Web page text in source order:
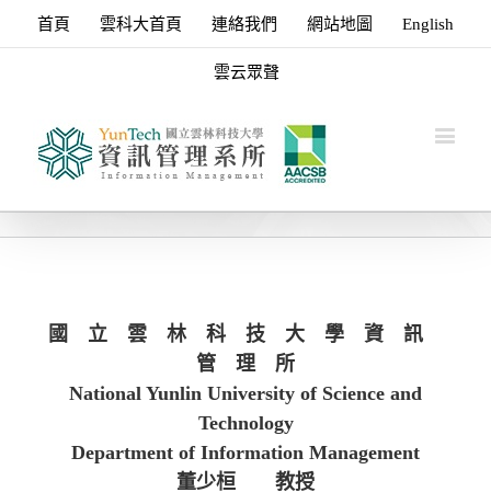
首頁 雲科大首頁 連絡我們 網站地圖 English
雲云眾聲
國 立 雲 林 科 技 大 學 資 訊
管 理 所
National Yunlin University of Science and
Technology
Department of Information Management
董少桓
教授